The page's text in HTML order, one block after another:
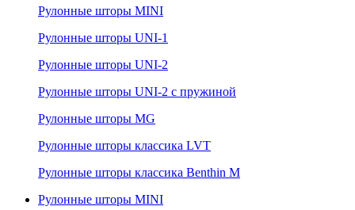
Рулонные шторы MINI
Рулонные шторы UNI-1
Рулонные шторы UNI-2
Рулонные шторы UNI-2 с пружиной
Рулонные шторы MG
Рулонные шторы классика LVT
Рулонные шторы классика Benthin M
Рулонные шторы MINI